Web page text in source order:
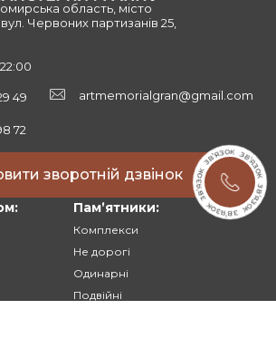
область, місто
Червоних партизанів 25,
49
72
artmemorialgran@gmail.com
зворотній дзвінок
Памʼятники:
Комплекси
Не дорогі
Одинарні
Подвійні